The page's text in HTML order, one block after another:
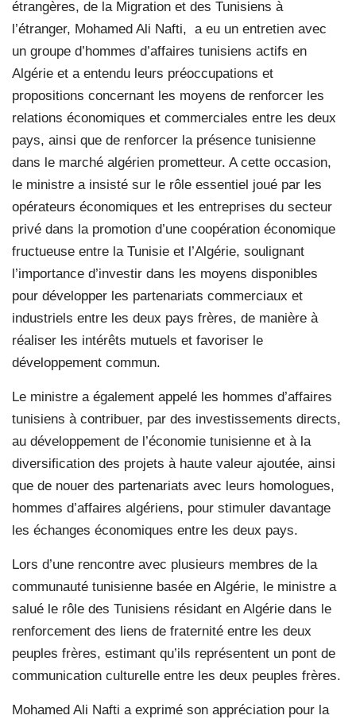
étrangères, de la Migration et des Tunisiens à
l’étranger, Mohamed Ali Nafti, a eu un entretien avec
un groupe d’hommes d’affaires tunisiens actifs en
Algérie et a entendu leurs préoccupations et
propositions concernant les moyens de renforcer les
relations économiques et commerciales entre les deux
pays, ainsi que de renforcer la présence tunisienne
dans le marché algérien prometteur. A cette occasion,
le ministre a insisté sur le rôle essentiel joué par les
opérateurs économiques et les entreprises du secteur
privé dans la promotion d’une coopération économique
fructueuse entre la Tunisie et l’Algérie, soulignant
l’importance d’investir dans les moyens disponibles
pour développer les partenariats commerciaux et
industriels entre les deux pays frères, de manière à
réaliser les intérêts mutuels et favoriser le
développement commun.
Le ministre a également appelé les hommes d’affaires
tunisiens à contribuer, par des investissements directs,
au développement de l’économie tunisienne et à la
diversification des projets à haute valeur ajoutée, ainsi
que de nouer des partenariats avec leurs homologues,
hommes d’affaires algériens, pour stimuler davantage
les échanges économiques entre les deux pays.
Lors d’une rencontre avec plusieurs membres de la
communauté tunisienne basée en Algérie, le ministre a
salué le rôle des Tunisiens résidant en Algérie dans le
renforcement des liens de fraternité entre les deux
peuples frères, estimant qu’ils représentent un pont de
communication culturelle entre les deux peuples frères.
Mohamed Ali Nafti a exprimé son appréciation pour la